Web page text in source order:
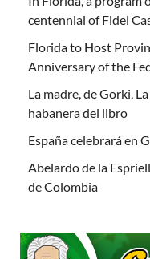
centennial of Fidel
Florida to Host
Anniversary of the
La madre, de Gorki,
habanera del libro
España celebrará en
Abelardo de la
de Colombia